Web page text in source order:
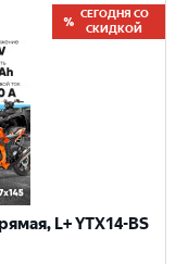
СЕГОДНЯ СО
СКИДКОЙ
L+ YTX14-BS